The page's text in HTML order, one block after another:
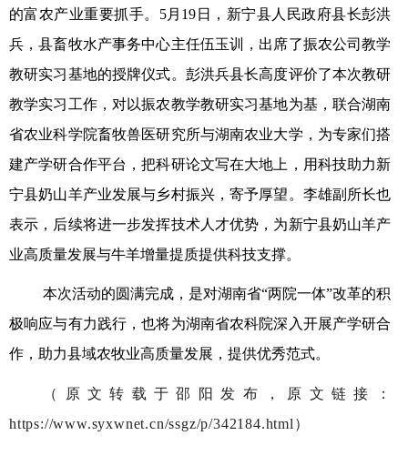
的富农产业重要抓手。5月19日，新宁县人民政府县长彭洪
兵，县畜牧水产事务中心主任伍玉训，出席了振农公司教学
教研实习基地的授牌仪式。彭洪兵县长高度评价了本次教研
教学实习工作，对以振农教学教研实习基地为基，联合湖南
省农业科学院畜牧兽医研究所与湖南农业大学，为专家们搭
建产学研合作平台，把科研论文写在大地上，用科技助力新
宁县奶山羊产业发展与乡村振兴，寄予厚望。李雄副所长也
表示，后续将进一步发挥技术人才优势，为新宁县奶山羊产
业高质量发展与牛羊增量提质提供科技支撑。
本次活动的圆满完成，是对湖南省“两院一体”改革的积
极响应与有力践行，也将为湖南省农科院深入开展产学研合
作，助力县域农牧业高质量发展，提供优秀范式。
（
原文转载于邵阳发布，原文链接：
https://www.syxwnet.cn/ssgz/p/342184.html ）